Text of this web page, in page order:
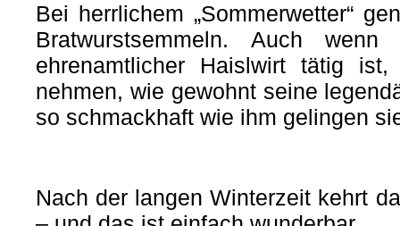
Bei herrlichem „Sommerwetter“
Bratwurstsemmeln. Auch
ehrenamtlicher Haislwirt tätig
nehmen, wie gewohnt seine
so schmackhaft wie ihm gelingen
Nach der langen Winterzeit kehrt